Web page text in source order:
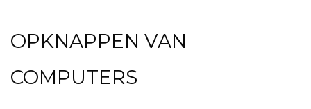
OPKNAPPEN VAN
COMPUTERS